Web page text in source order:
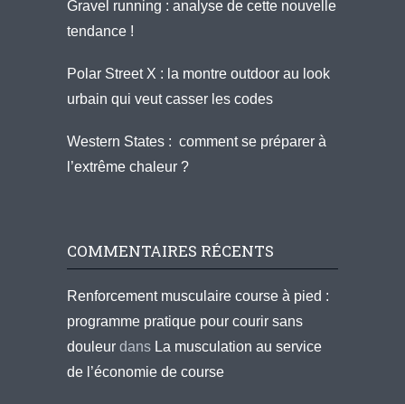
Gravel running : analyse de cette nouvelle
tendance !
Polar Street X : la montre outdoor au look
urbain qui veut casser les codes
Western States : comment se préparer à
l’extrême chaleur ?
COMMENTAIRES RÉCENTS
Renforcement musculaire course à pied :
programme pratique pour courir sans
douleur dans La musculation au service
de l’économie de course